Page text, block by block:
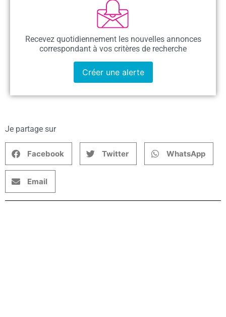
Recevez quotidiennement les nouvelles annonces
correspondant à vos critères de recherche
Créer une alerte
Je partage sur
Facebook Twitter WhatsApp
Email